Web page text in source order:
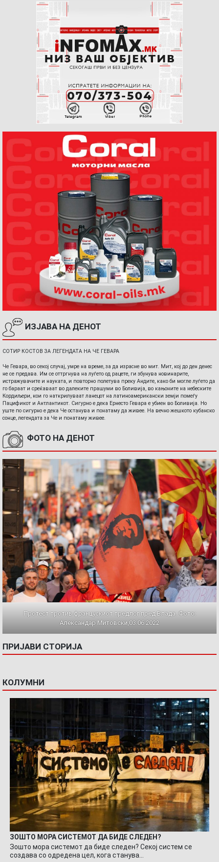
ИЗЈАВА НА ДЕНОТ
СОТИР КОСТОВ ЗА ЛЕГЕНДАТА НА ЧЕ ГЕВАРА
Че Гевара, во секој случај, умре на време, за да израсне во мит. Мит, кој до ден денес
не се предава. Им се оттргнува на луѓето од рацете, ги збунува новинарите,
истражувачите и науката, и повторно полетува преку Андите, како би могле луѓето да
го бараат и среќаваат во далеките прашуми во Боливија, во кањоните на небеските
Кордиљери, кои го наткрилуваат ланецот на латиноамерикански земји помеѓу
Пацификот и Антлантикот. Сигурно е дека Ернесто Гевара е убиен во Боливија. Но
уште по сигурно е дека Че останува и понатаму да живее. На вечно жешкото кубанско
сонце, легендата за Че и понатаму живее.
ФОТО НА ДЕНОТ
Протест против францускиот предлог пред Влада. Фото:
Александар Митовски,03.06.2022
ПРИЈАВИ СТОРИЈА
КОЛУМНИ
ЗОШТО МОРА СИСТЕМОТ ДА БИДЕ СЛЕДЕН?
Зошто мора системот да биде следен? Секој систем се
создава со одредена цел, кога станува…